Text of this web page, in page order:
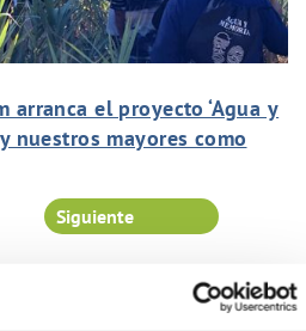
arranca el proyecto ‘Agua y
nuestros mayores como
Página 39 de 102
Siguiente